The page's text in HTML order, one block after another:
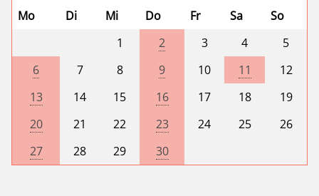
Mo
Di Mi Do Fr Sa
So
1
2 3 4
5
6
7 8 9 10 11
12
13
14 15 16 17 18
19
20
21 22 23 24 25
26
27
28 29 30